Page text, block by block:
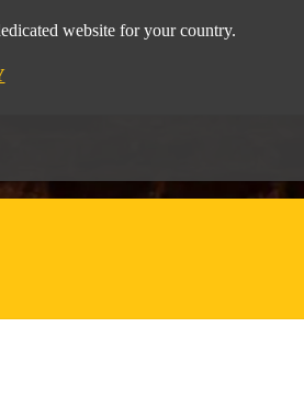
website for your country.